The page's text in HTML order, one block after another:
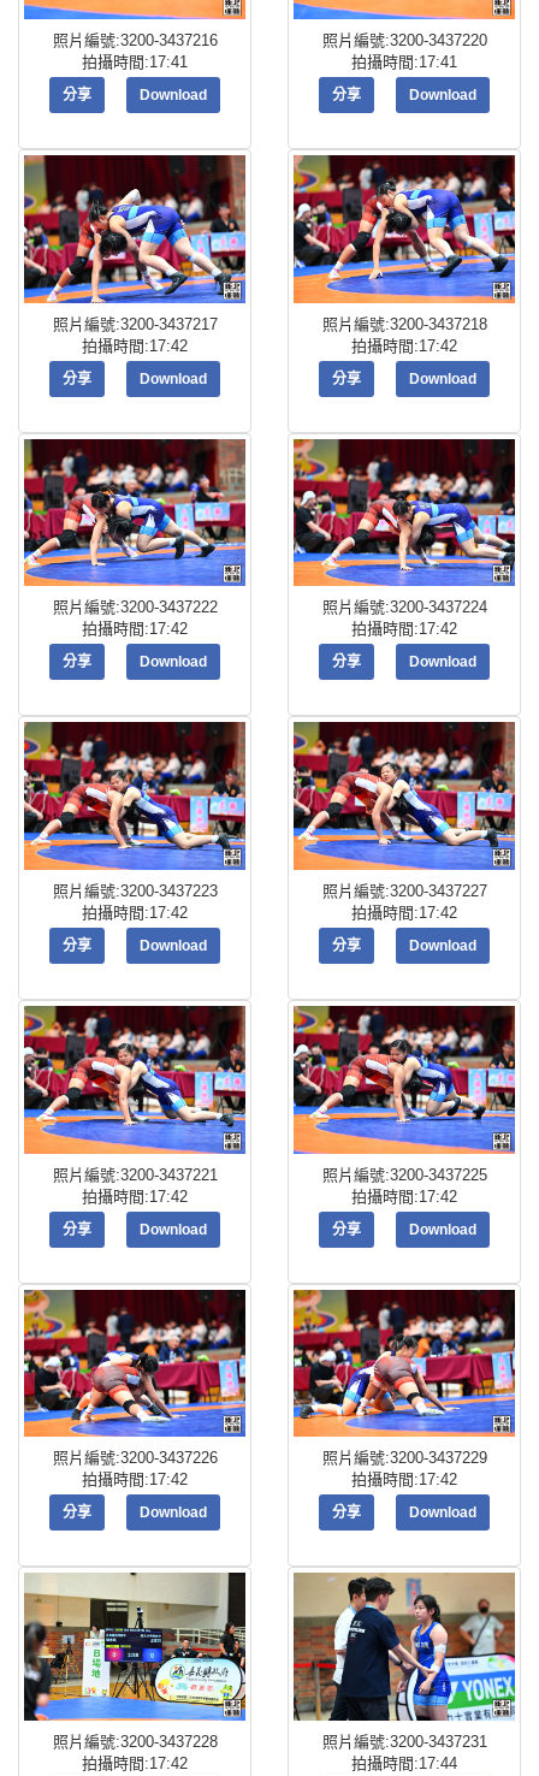
照片編號:3200-3437216
拍攝時間:17:41
分享 Download
照片編號:3200-3437220
拍攝時間:17:41
分享 Download
照片編號:3200-3437217
拍攝時間:17:42
分享 Download
照片編號:3200-3437218
拍攝時間:17:42
分享 Download
照片編號:3200-3437222
拍攝時間:17:42
分享 Download
照片編號:3200-3437224
拍攝時間:17:42
分享 Download
照片編號:3200-3437223
拍攝時間:17:42
分享 Download
照片編號:3200-3437227
拍攝時間:17:42
分享 Download
照片編號:3200-3437221
拍攝時間:17:42
分享 Download
照片編號:3200-3437225
拍攝時間:17:42
分享 Download
照片編號:3200-3437226
拍攝時間:17:42
分享 Download
照片編號:3200-3437229
拍攝時間:17:42
分享 Download
照片編號:3200-3437228
拍攝時間:17:42
照片編號:3200-3437231
拍攝時間:17:44